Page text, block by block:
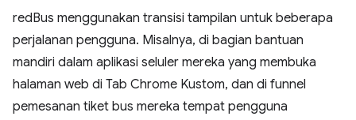
redBus menggunakan transisi tampilan untuk beberapa
perjalanan pengguna. Misalnya, di bagian bantuan
mandiri dalam aplikasi seluler mereka yang membuka
halaman web di Tab Chrome Kustom, dan di funnel
pemesanan tiket bus mereka tempat pengguna